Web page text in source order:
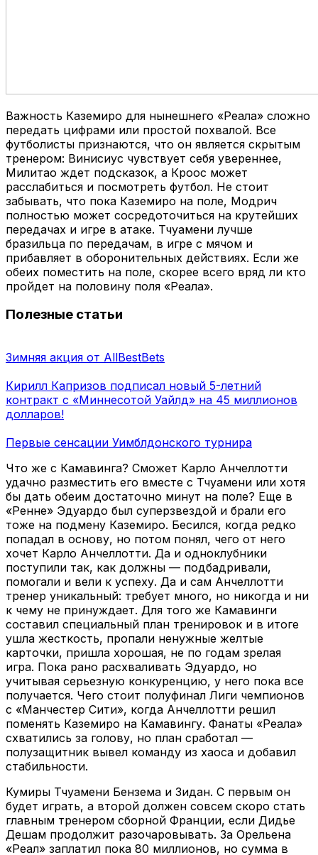
Важность Каземиро для нынешнего «Реала» сложно
передать цифрами или простой похвалой. Все
футболисты признаются, что он является скрытым
тренером: Винисиус чувствует себя увереннее,
Милитао ждет подсказок, а Кроос может
расслабиться и посмотреть футбол. Не стоит
забывать, что пока Каземиро на поле, Модрич
полностью может сосредоточиться на крутейших
передачах и игре в атаке. Тчуамени лучше
бразильца по передачам, в игре с мячом и
прибавляет в оборонительных действиях. Если же
обеих поместить на поле, скорее всего вряд ли кто
пройдет на половину поля «Реала».
Полезные статьи
Зимняя акция от AllBestBets
Кирилл Капризов подписал новый 5-летний
контракт с «Миннесотой Уайлд» на 45 миллионов
долларов!
Первые сенсации Уимблдонского турнира
Что же с Камавинга? Сможет Карло Анчеллотти
удачно разместить его вместе с Тчуамени или хотя
бы дать обеим достаточно минут на поле? Еще в
«Ренне» Эдуардо был суперзвездой и брали его
тоже на подмену Каземиро. Бесился, когда редко
попадал в основу, но потом понял, чего от него
хочет Карло Анчеллотти. Да и одноклубники
поступили так, как должны — подбадривали,
помогали и вели к успеху. Да и сам Анчеллотти
тренер уникальный: требует много, но никогда и ни
к чему не принуждает. Для того же Камавинги
составил специальный план тренировок и в итоге
ушла жесткость, пропали ненужные желтые
карточки, пришла хорошая, не по годам зрелая
игра. Пока рано расхваливать Эдуардо, но
учитывая серьезную конкуренцию, у него пока все
получается. Чего стоит полуфинал Лиги чемпионов
с «Манчестер Сити», когда Анчеллотти решил
поменять Каземиро на Камавингу. Фанаты «Реала»
схватились за голову, но план сработал —
полузащитник вывел команду из хаоса и добавил
стабильности.
Кумиры Тчуамени Бензема и Зидан. С первым он
будет играть, а второй должен совсем скоро стать
главным тренером сборной Франции, если Дидье
Дешам продолжит разочаровывать. За Орельена
«Реал» заплатил пока 80 миллионов, но сумма в